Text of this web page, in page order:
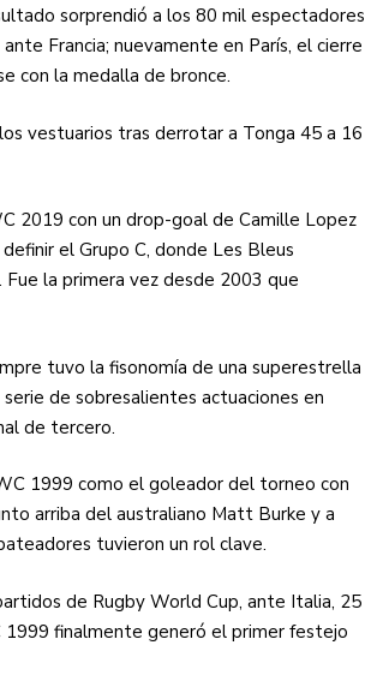
sorprendió a los 80 mil espectadores
Francia; nuevamente en París, el cierre
con la medalla de bronce.
vestuarios tras derrotar a Tonga 45 a 16
2019 con un drop-goal de Camille Lopez
el Grupo C, donde Les Bleus
la primera vez desde 2003 que
tuvo la fisonomía de una superestrella
de sobresalientes actuaciones en
de tercero.
1999 como el goleador del torneo con
arriba del australiano Matt Burke y a
tuvieron un rol clave.
de Rugby World Cup, ante Italia, 25
finalmente generó el primer festejo